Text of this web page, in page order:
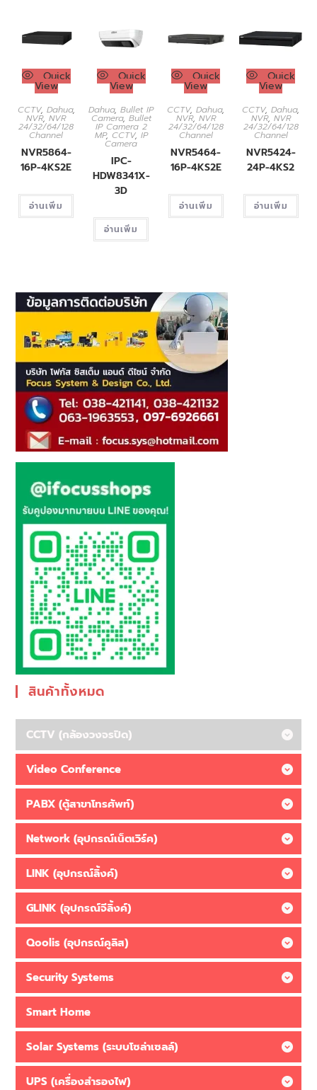
Quick
View
CCTV, Dahua,
NVR,NVR
24/32/64/128
Channel
NVR5864-
16P-4KS2E
อ่านเพิ่ม
Quick
View
Dahua,Bullet IP
Camera, Bullet
IP Camera 2
MP, CCTV, IP
Camera
IPC-
HDW8341X-
3D
อ่านเพิ่ม
Quick
View
CCTV,Dahua,
NVR, NVR
24/32/64/128
Channel
NVR5464-
16P-4KS2E
อ่านเพิ่ม
Quick
View
CCTV,Dahua,
NVR, NVR
24/32/64/128
Channel
NVR5424-
24P-4KS2
อ่านเพิ่ม
สินค้าทั้งหมด
CCTV (กล้องวงจรปิด)
Video Conference
PABX (ตู้สาขาโทรศัพท์)
Network (อุปกรณ์เน็ตเวิร์ค)
LINK (อุปกรณ์ลิ้งค์)
GLINK (อุปกรณ์จีลิ้งค์)
Qoolis (อุปกรณ์คูลิส)
Security Systems
Smart Home
Solar Systems (ระบบโซล่าเซลล์)
UPS (เครื่องสำรองไฟ)